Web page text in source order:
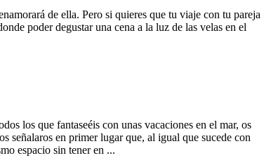
de ella. Pero si quieres que tu viaje con tu pareja
poder degustar una cena a la luz de las velas en el
los que fantaseéis con unas vacaciones en el mar, os
señalaros en primer lugar que, al igual que sucede con
espacio sin tener en ...